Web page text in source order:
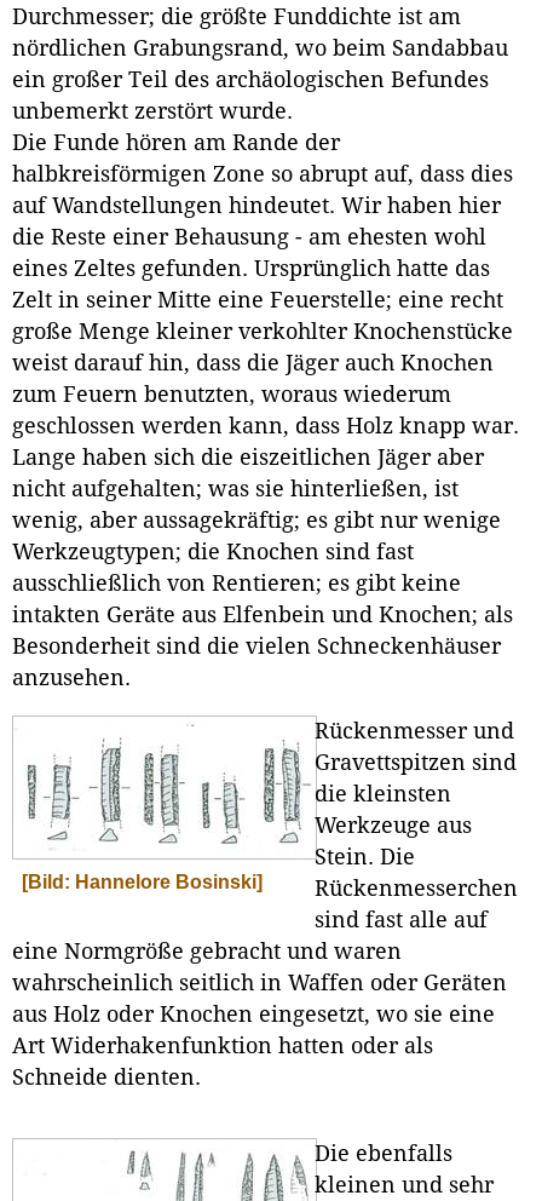
Durchmesser; die größte Funddichte ist am
nördlichen Grabungsrand, wo beim Sandabbau
ein großer Teil des archäologischen Befundes
unbemerkt zerstört wurde.
Die Funde hören am Rande der
halbkreisförmigen Zone so abrupt auf, dass dies
auf Wandstellungen hindeutet. Wir haben hier
die Reste einer Behausung - am ehesten wohl
eines Zeltes gefunden. Ursprünglich hatte das
Zelt in seiner Mitte eine Feuerstelle; eine recht
große Menge kleiner verkohlter Knochenstücke
weist darauf hin, dass die Jäger auch Knochen
zum Feuern benutzten, woraus wiederum
geschlossen werden kann, dass Holz knapp war.
Lange haben sich die eiszeitlichen Jäger aber
nicht aufgehalten; was sie hinterließen, ist
wenig, aber aussagekräftig; es gibt nur wenige
Werkzeugtypen; die Knochen sind fast
ausschließlich von Rentieren; es gibt keine
intakten Geräte aus Elfenbein und Knochen; als
Besonderheit sind die vielen Schneckenhäuser
anzusehen.
[Bild: Hannelore Bosinski]
Rückenmesser und
Gravettspitzen sind
die kleinsten
Werkzeuge aus
Stein. Die
Rückenmesserchen
sind fast alle auf
eine Normgröße gebracht und waren
wahrscheinlich seitlich in Waffen oder Geräten
aus Holz oder Knochen eingesetzt, wo sie eine
Art Widerhakenfunktion hatten oder als
Schneide dienten.
Die ebenfalls
kleinen und sehr